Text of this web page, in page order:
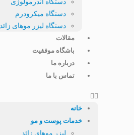
دستگاه اندرمولوژی
دستگاه میکرودرم
دستگاه لیزر موهای زائد
مقالات
باشگاه موفقیت
درباره ما
تماس با ما
خانه
خدمات پوست و مو
لیزر موهای زائد